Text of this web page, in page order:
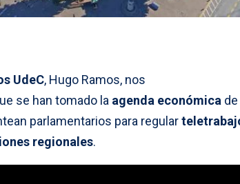
UdeC, Hugo Ramos, nos
se han tomado la agenda económica de
parlamentarios para regular
regionales.